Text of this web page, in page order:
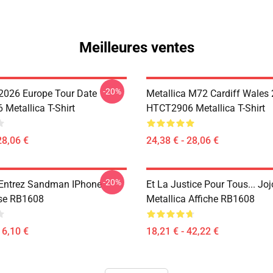
Meilleures ventes
Europe Tour Date
Metallica T-Shirt
€
-20%
Metallica M72 Cardiff Wales
HTCT2906 Metallica T-Shirt
24,38 € - 28,06 €
Sandman IPhone
RB1608
€
-20%
Et La Justice Pour Tous...
Metallica Affiche RB1608
18,21 € - 42,22 €